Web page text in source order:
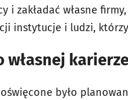
i zakładać własne
instytucje i ludzi,
własnej
było